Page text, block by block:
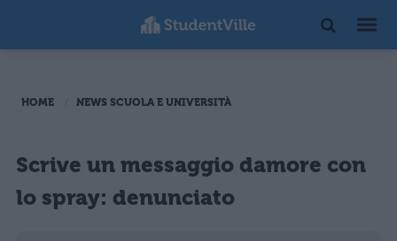
HOME NEWS SCUOLA E UNIVERSITÀ
Scrive un messaggio damore con
lo spray: denunciato